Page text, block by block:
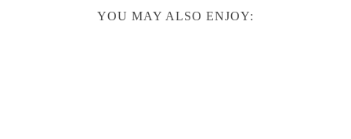
YOU MAY ALSO ENJOY: